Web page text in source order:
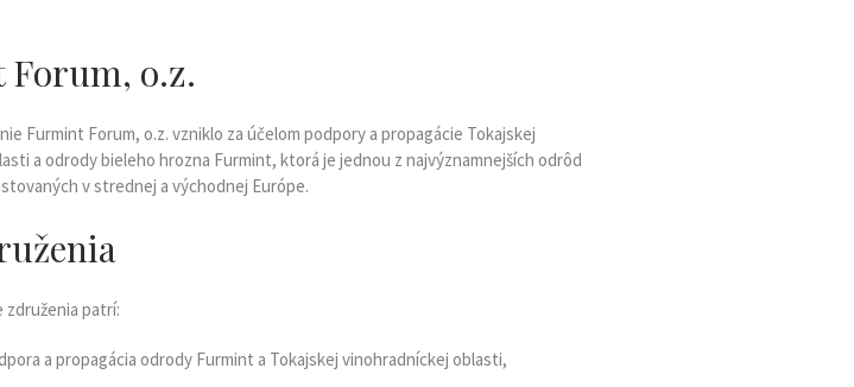
o.z.
Furmint Forum, o.z. vzniklo za účelom podpory a propagácie Tokajskej
a odrody bieleho hrozna Furmint, ktorá je jednou z najvýznamnejších odrôd
v strednej a východnej Európe.
združenia patrí:
a propagácia odrody Furmint a Tokajskej vinohradníckej oblasti,